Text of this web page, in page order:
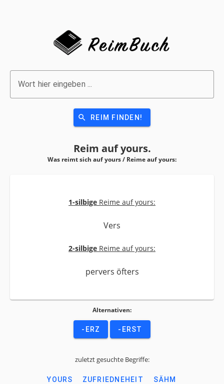
Wort hier eingeben ...
search REIM FINDEN!
Reim aufyours.
Was reimt sich auf yours / Reime aufyours:
1-silbige Reime auf yours:
Vers
2-silbige Reime auf yours:
pervers öfters
Alternativen:
-ERZ -ERST
zuletzt gesuchte Begriffe:
YOURS ZUFRIEDNEHEIT SÄHM